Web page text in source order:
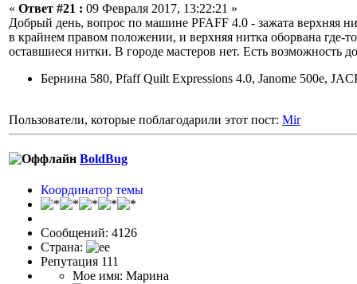
« Ответ #21 : 09 Февраля 2017, 13:22:21 »
Добрый день, вопрос по машине PFAFF 4.0 - зажата верхняя
в крайнем правом положении, и верхняя нитка оборвана где-
оставшиеся нитки. В городе мастеров нет. Есть возможность
Бернина 580, Pfaff Quilt Expressions 4.0, Janome 500e,
Пользователи, которые поблагодарили этот пост: Mir
BoldBug
Координатор темы
Сообщений: 4126
Страна:
Репутация 111
Мое имя: Марина